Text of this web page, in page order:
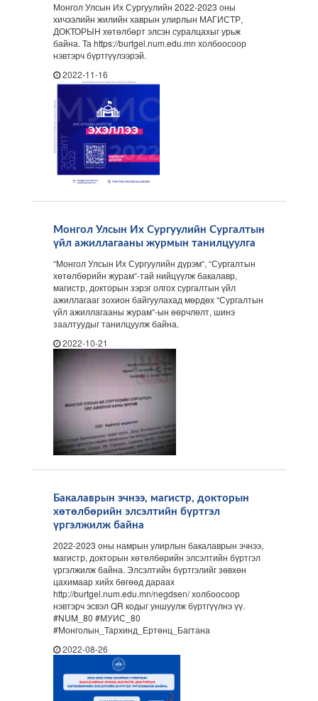
Монгол Улсын Их Сургуулийн 2022-2023 оны
хичээлийн жилийн хаврын улирлын МАГИСТР,
ДОКТОРЫН хөтөлбөрт элсэн суралцахыг урьж
байна. Та https://burtgel.num.edu.mn холбоосоор
нэвтэрч бүртгүүлээрэй.
2022-11-16
Монгол Улсын Их Сургуулийн Сургалтын
үйл ажиллагааны журмын танилцуулга
“Монгол Улсын Их Сургуулийн дүрэм“, “Сургалтын
хөтөлбөрийн журам“-тай нийцүүлж бакалавр,
магистр, докторын зэрэг олгох сургалтын үйл
ажиллагааг зохион байгуулахад мөрдөх “Сургалтын
үйл ажиллагааны журам“-ын өөрчлөлт, шинэ
заалтуудыг танилцуулж байна.
2022-10-21
Бакалаврын эчнээ, магистр, докторын
хөтөлбөрийн элсэлтийн бүртгэл
үргэлжилж байна
2022-2023 оны намрын улирлын бакалаврын эчнээ,
магистр, докторын хөтөлбөрийн элсэлтийн бүртгэл
үргэлжилж байна. Элсэлтийн бүртгэлийг зөвхөн
цахимаар хийх бөгөөд дараах
http://burtgel.num.edu.mn/negdsen/ холбоосоор
нэвтэрч эсвэл QR кодыг уншуулж бүртгүүлнэ үү.
#NUM_80 #МУИС_80
#Монголын_Тархинд_Ертөнц_Багтана
2022-08-26